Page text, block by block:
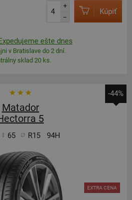
+
–
Kúpiť
ešte dnes
v Bratislave do 2 dní.
sklad 20 ks.
-44%
Matador
5
65 R15 94H
EXTRA CENA